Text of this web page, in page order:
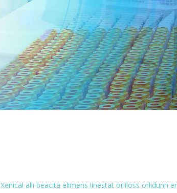
Xenical alli beacita elimens linestat orliloss orlidunn